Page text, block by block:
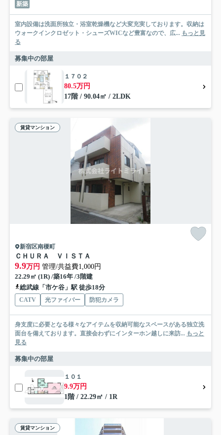
新築
室内設備は洗面所独立・浴室乾燥機など大変充実しております。収納は
ウォークインクロゼット・シューズWICなど豊富なので、広... もっと見
る
募集中の部屋
１７０２
80.5万円
17階 / 90.04㎡ / 2LDK
賃貸マンション
新宿区南榎町
ＣＨＵＲＡ ＶＩＳＴＡ
9.9万円 管理/共益費1,000円
22.29㎡ (1R) /築16年 /3階建
総武線「市ケ谷」駅 徒歩18分
CATV 光ファイバー 防犯カメラ
身支度に必要となる様々なアイテムを収納可能なスペースがある独立洗
面台を備えております。直接会わずにインターホン越しに来訪... もっと
見る
募集中の部屋
１０１
9.9万円
1階 / 22.29㎡ / 1R
賃貸マンション